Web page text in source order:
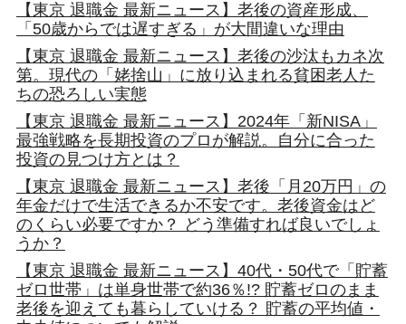
【東京 退職金 最新ニュース】老後の資産形成、
「50歳からでは遅すぎる」が大間違いな理由
【東京 退職金 最新ニュース】老後の沙汰もカネ次
第。現代の「姥捨山」に放り込まれる貧困老人た
ちの恐ろしい実態
【東京 退職金 最新ニュース】2024年「新NISA」
最強戦略を長期投資のプロが解説。自分に合った
投資の見つけ方とは？
【東京 退職金 最新ニュース】老後「月20万円」の
年金だけで生活できるか不安です。老後資金はど
のくらい必要ですか？ どう準備すれば良いでしょ
うか？
【東京 退職金 最新ニュース】40代・50代で「貯蓄
ゼロ世帯」は単身世帯で約36％!? 貯蓄ゼロのまま
老後を迎えても暮らしていける？ 貯蓄の平均値・